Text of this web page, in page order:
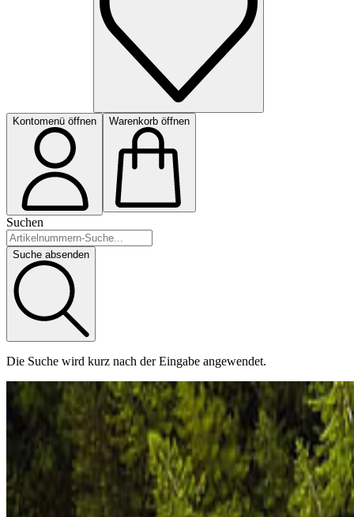
Kontomenü öffnen Warenkorb öffnen
Suchen
Suche absenden
Die Suche wird kurz nach der Eingabe angewendet.